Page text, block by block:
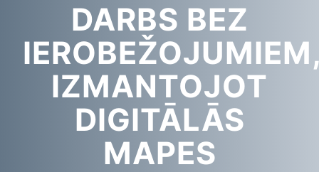
DARBS BEZ
IZMANTOJOT
DIGITĀLĀS
MAPES